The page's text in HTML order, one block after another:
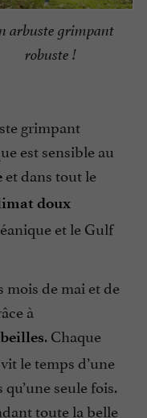
arbuste grimpant
robuste !
grimpant
est sensible au
et dans tout le
doux
et le Gulf
de mai et de
à
. Chaque
le temps d’une
seule fois.
toute la belle